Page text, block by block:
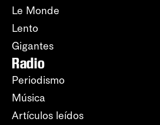
Le Monde
Lento
Gigantes
Radio
Periodismo
Música
Artículos leídos